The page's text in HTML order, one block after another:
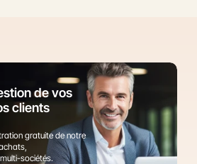
de vos
clients
gratuite de notre
sociétés.